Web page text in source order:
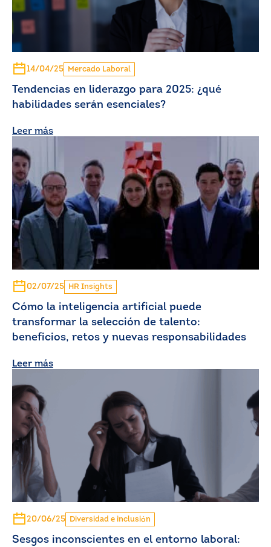
14/04/25 Mercado Laboral
Tendencias en liderazgo para 2025: ¿qué
habilidades serán esenciales?
Leer más
02/07/25 HR Insights
Cómo la inteligencia artificial puede
transformar la selección de talento:
beneficios, retos y nuevas responsabilidades
Leer más
20/06/25 Diversidad e inclusión
Sesgos inconscientes en el entorno laboral: